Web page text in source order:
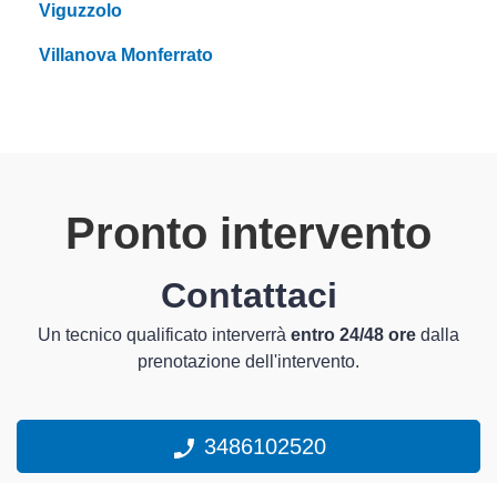
Viguzzolo
Villanova Monferrato
Pronto intervento
Contattaci
Un tecnico qualificato interverrà entro 24/48 ore dalla
prenotazione dell'intervento.
3486102520